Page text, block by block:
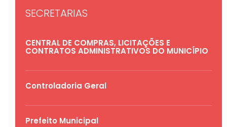
SECRETARIAS
CENTRAL DE COMPRAS, LICITAÇÕES E
CONTRATOS ADMINISTRATIVOS DO MUNICÍPIO
Controladoria Geral
Prefeito Municipal